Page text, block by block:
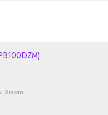
Xiaomi